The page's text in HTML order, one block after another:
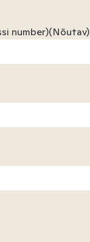
number)(Nõutav)